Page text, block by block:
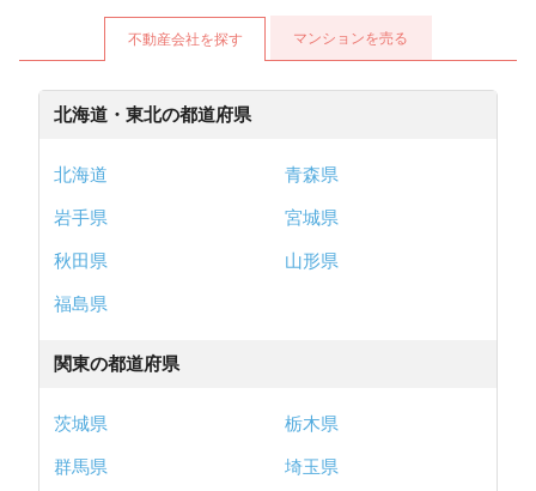
不動産会社を探す マンションを売る
北海道・東北の都道府県
北海道
青森県
岩手県
宮城県
秋田県
山形県
福島県
関東の都道府県
茨城県
栃木県
群馬県
埼玉県